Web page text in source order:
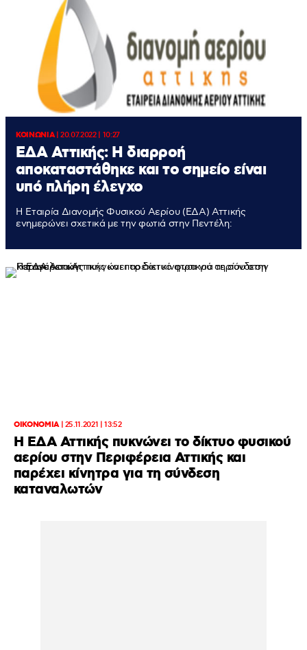
ΚΟΙΝΩΝΙΑ|20.07.2022 | 10:27
ΕΔΑ Αττικής: Η διαρροή
αποκαταστάθηκε και το σημείο είναι
υπό πλήρη έλεγχο
H Εταιρία Διανομής Φυσικού Αερίου (ΕΔΑ) Αττικής
ενημερώνει σχετικά με την φωτιά στην Πεντέλη:
ΟΙΚΟΝΟΜΙΑ| 25.11.2021 | 13:52
Η ΕΔΑ Αττικής πυκνώνει το δίκτυο φυσικού
αερίου στην Περιφέρεια Αττικής και
παρέχει κίνητρα για τη σύνδεση
καταναλωτών